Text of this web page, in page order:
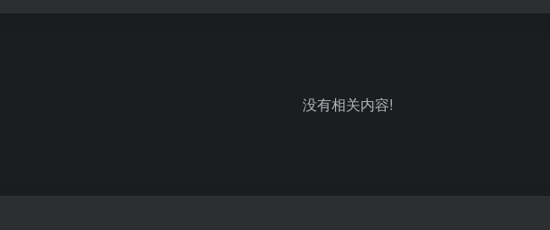
没有相关内容!